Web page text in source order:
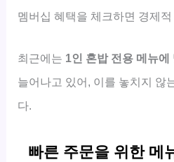
멤버십 혜택을 체크하면 경제
최근에는 1인 혼밥 전용 메뉴에
늘어나고 있어, 이를 놓치지 않
다.
빠른 주문을 위한 메